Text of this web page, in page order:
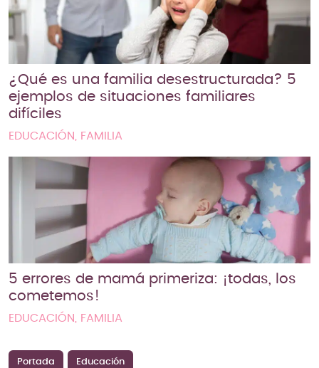
¿Qué es una familia desestructurada? 5
ejemplos de situaciones familiares
difíciles
EDUCACIÓN, FAMILIA
5 errores de mamá primeriza: ¡todas, los
cometemos!
EDUCACIÓN, FAMILIA
Portada Educación